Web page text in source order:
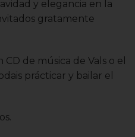
y elegancia en la
gratamente
de música de Vals o el
prácticar y bailar el